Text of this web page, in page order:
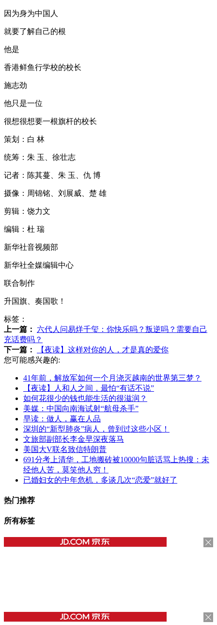
因为身为中国人
就要了解自己的根
他是
香港鲜鱼行学校的校长
施志劲
他只是一位
很想很想要一根旗杆的校长
策划：白 林
统筹：朱 玉、徐壮志
记者：陈其蔓、朱 玉、仇 博
摄像：周锦铭、刘展威、楚 雄
剪辑：饶力文
编辑：杜 瑞
新华社音视频部
新华社全媒编辑中心
联合制作
升国旗、奏国歌！
标签：
上一篇：
六代人问易烊千玺：你快乐吗？叛逆吗？需要自己
充话费吗？
下一篇：
【夜读】这样对你的人，才是真的爱你
您可能感兴趣的:
41年前，解放军如何一个月浇灭越南的世界第三梦？
【夜读】人和人之间，最怕“有话不说”
如何花很少的钱也能生活的很滋润？
美媒：中国向南海试射“航母杀手”
早读：做人，赢在人品
深圳的“新型肺炎”病人，曾到过这些小区！
文旅部副部长李金早深夜落马
美国大V联名致信特朗普
691分考上清华，工地搬砖被10000句脏话骂上热搜：未
经他人苦，莫笑他人穷！
已婚妇女的中年危机，多谈几次“恋爱”就好了
热门推荐
所有标签